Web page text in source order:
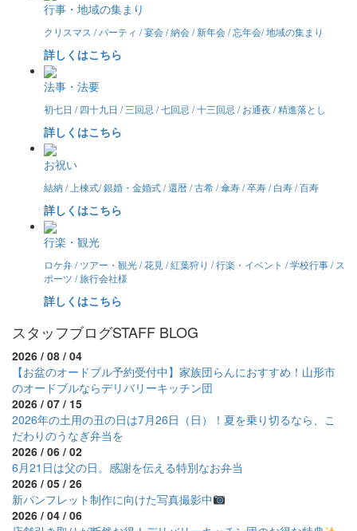
行事・地域の集まり
クリスマス / パーティ / 宴会 / 納会 / 新年会 / 忘年会/ 地域の集まり
詳しくはこちら
法事・法要
初七日 / 四十九日 / 三回忌 / 七回忌 / 十三回忌 / お通夜 / 精進落とし
詳しくはこちら
お祝い
結納 / 上棟式/ 銀婚・金婚式 / 還暦 / 古希 / 傘寿 / 卒寿 / 白寿 / 百寿
詳しくはこちら
行楽・観光
ロケ弁 / ツアー・観光 / 花見 / 紅葉狩り / 行楽・イベント / 学校行事 / ス
ポーツ / 旅行会社様
詳しくはこちら
スタッフブログSTAFF BLOG
2026 / 08 / 04
【お盆のオードブル予約受付中】家族団らんにおすすめ！山形市
のオードブルならデリバリーキッチン団
2026 / 07 / 15
2026年の土用の丑の日は7月26日（日）！夏を乗り切るなら、こ
だわりのうなぎ弁当を
2026 / 06 / 02
6月21日は父の日。感謝を伝える特別なお弁当
2026 / 05 / 26
新パンフレット制作に向けた写真撮影中
2026 / 04 / 06